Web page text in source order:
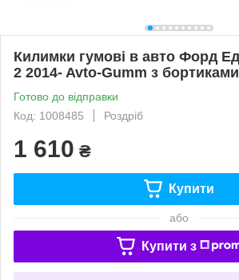
Килимки гумові в авто Форд
2 2014- Avto-Gumm з бортиками
Готово до відправки
Код: 1008485
Роздріб
1 610 ₴
Купити
або
Купити з